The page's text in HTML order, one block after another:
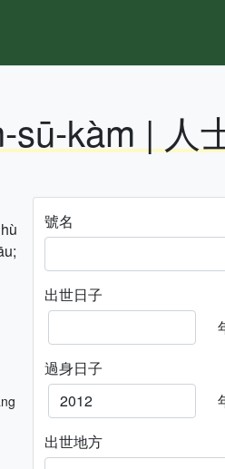
sū-kàm | 人
號名
出世日子
過身日子
出世地方